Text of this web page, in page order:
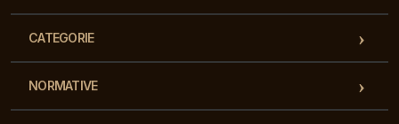
CATEGORIE
NORMATIVE